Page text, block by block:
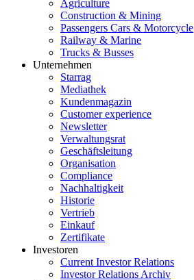
Agriculture
Construction & Mining
Passengers Cars & Motorcycle
Railway & Marine
Trucks & Busses
Unternehmen
Starrag
Mediathek
Kundenmagazin
Customer experience
Newsletter
Verwaltungsrat
Geschäftsleitung
Organisation
Compliance
Nachhaltigkeit
Historie
Vertrieb
Einkauf
Zertifikate
Investoren
Current Investor Relations
Investor Relations Archiv